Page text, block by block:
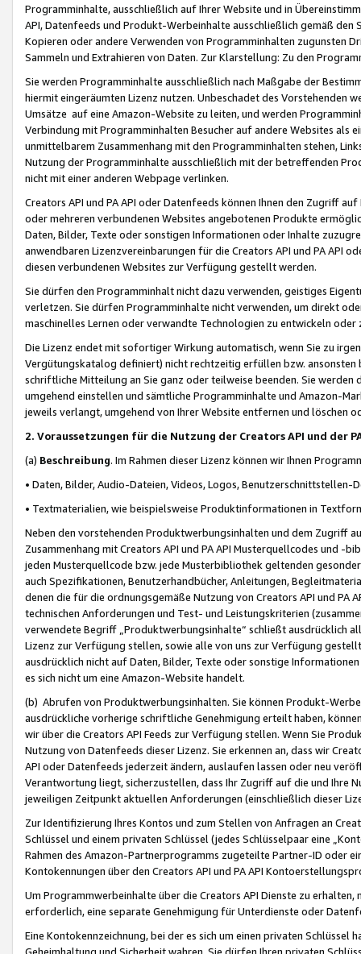
Programminhalte, ausschließlich auf Ihrer Website und in
API, Datenfeeds und Produkt-Werbeinhalte ausschließlich gemäß
Kopieren oder andere Verwenden von Programminhalten zugunsten
Sammeln und Extrahieren von Daten. Zur Klarstellung: Zu den
Sie werden Programminhalte ausschließlich nach Maßgabe der
hiermit eingeräumten Lizenz nutzen. Unbeschadet des Vorstehenden
Umsätze auf eine Amazon-Website zu leiten, und werden
Verbindung mit Programminhalten Besucher auf andere Websites als
unmittelbarem Zusammenhang mit den Programminhalten stehen,
Nutzung der Programminhalte ausschließlich mit der betreffenden
nicht mit einer anderen Webpage verlinken.
Creators API und PA API oder Datenfeeds können Ihnen den Zugriff
oder mehreren verbundenen Websites angebotenen Produkte
Daten, Bilder, Texte oder sonstigen Informationen oder Inhalte
anwendbaren Lizenzvereinbarungen für die Creators API und PA API
diesen verbundenen Websites zur Verfügung gestellt werden.
Sie dürfen den Programminhalt nicht dazu verwenden, geistiges
verletzen. Sie dürfen Programminhalte nicht verwenden, um direkt
maschinelles Lernen oder verwandte Technologien zu entwickeln
Die Lizenz endet mit sofortiger Wirkung automatisch, wenn Sie zu
Vergütungskatalog definiert) nicht rechtzeitig erfüllen bzw. ansonsten
schriftliche Mitteilung an Sie ganz oder teilweise beenden. Sie werden
umgehend einstellen und sämtliche Programminhalte und Amazon-
jeweils verlangt, umgehend von Ihrer Website entfernen und löschen
2. Voraussetzungen für die Nutzung der Creators API und der
(a) Beschreibung. Im Rahmen dieser Lizenz können wir Ihnen
• Daten, Bilder, Audio-Dateien, Videos, Logos, Benutzerschnittstellen-
• Textmaterialien, wie beispielsweise Produktinformationen in
Neben den vorstehenden Produktwerbungsinhalten und dem Zugriff
Zusammenhang mit Creators API und PA API Musterquellcodes und
jeden Musterquellcode bzw. jede Musterbibliothek geltenden
auch Spezifikationen, Benutzerhandbücher, Anleitungen,
denen die für die ordnungsgemäße Nutzung von Creators API und PA
technischen Anforderungen und Test- und Leistungskriterien
verwendete Begriff „Produktwerbungsinhalte“ schließt ausdrücklich
Lizenz zur Verfügung stellen, sowie alle von uns zur Verfügung
ausdrücklich nicht auf Daten, Bilder, Texte oder sonstige
es sich nicht um eine Amazon-Website handelt.
(b) Abrufen von Produktwerbungsinhalten. Sie können Produkt-
ausdrückliche vorherige schriftliche Genehmigung erteilt haben,
wir über die Creators API Feeds zur Verfügung stellen. Wenn Sie
Nutzung von Datenfeeds dieser Lizenz. Sie erkennen an, dass wir
API oder Datenfeeds jederzeit ändern, auslaufen lassen oder neu
Verantwortung liegt, sicherzustellen, dass Ihr Zugriff auf die und Ihre
jeweiligen Zeitpunkt aktuellen Anforderungen (einschließlich dieser
Zur Identifizierung Ihres Kontos und zum Stellen von Anfragen an
Schlüssel und einem privaten Schlüssel (jedes Schlüsselpaar eine
Rahmen des Amazon-Partnerprogramms zugeteilte Partner-ID oder
Kontokennungen über den Creators API und PA API
Um Programmwerbeinhalte über die Creators API Dienste zu
erforderlich, eine separate Genehmigung für Unterdienste oder
Eine Kontokennzeichnung, bei der es sich um einen privaten
Geheimhaltung und Sicherheit wahren. Sie dürfen Ihren privaten